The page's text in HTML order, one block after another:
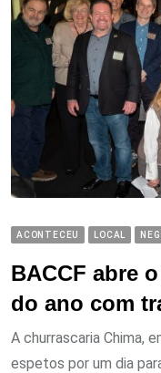
ACONTECEU LOCAL
BACCF abre
do ano com
A churrascaria Chima,
espetos por um dia